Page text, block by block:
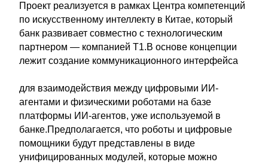
Проект реализуется в рамках Центра компетенций
по искусственному интеллекту в Китае, который
банк развивает совместно с технологическим
партнером — компанией Т1.В основе концепции
лежит создание коммуникационного интерфейса
для взаимодействия между цифровыми ИИ-
агентами и физическими роботами на базе
платформы ИИ-агентов, уже используемой в
банке.Предполагается, что роботы и цифровые
помощники будут представлены в виде
унифицированных модулей, которые можно